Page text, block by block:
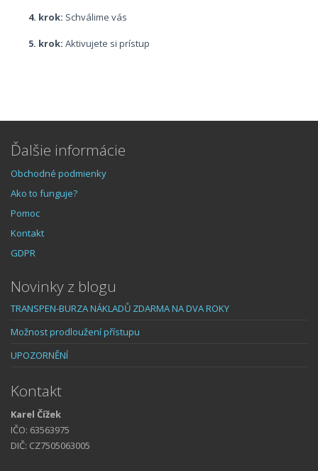
4. krok: Schválime vás
5. krok: Aktivujete si prístup
Ďalšie informácie
Obchodné podmienky
Ako to funguje?
Pomoc
Kontakt
GDPR
Novinky z blogu
TRANSPEN-BURZA NÁKLADŮ ZDARMA NA DVA ROKY
Možnost prodloužení přístupu
UPOZORNĚNÍ
Kontakt
Karel Čížek
IČO: 63563975
DIČ: CZ7505063005